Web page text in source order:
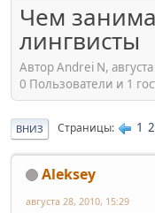
Чем
лингвисты
Автор Andrei N,
0 Пользователи и 1
ВНИЗ Страницы 1 2
Aleksey
августа 28, 2010, 15:29